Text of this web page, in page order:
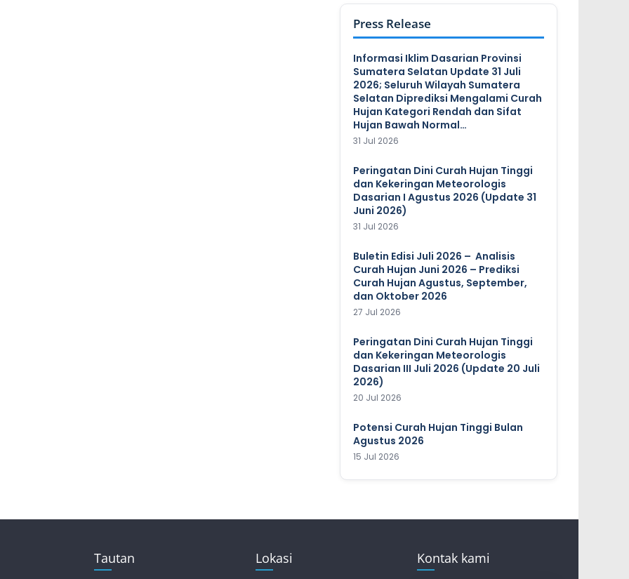
Press Release
Informasi Iklim Dasarian Provinsi
Sumatera Selatan Update 31 Juli
2026; Seluruh Wilayah Sumatera
Selatan Diprediksi Mengalami Curah
Hujan Kategori Rendah dan Sifat
Hujan Bawah Normal…
31 Jul 2026
Peringatan Dini Curah Hujan Tinggi
dan Kekeringan Meteorologis
Dasarian I Agustus 2026 (Update 31
Juni 2026)
31 Jul 2026
Buletin Edisi Juli 2026 – Analisis
Curah Hujan Juni 2026 – Prediksi
Curah Hujan Agustus, September,
dan Oktober 2026
27 Jul 2026
Peringatan Dini Curah Hujan Tinggi
dan Kekeringan Meteorologis
Dasarian III Juli 2026 (Update 20 Juli
2026)
20 Jul 2026
Potensi Curah Hujan Tinggi Bulan
Agustus 2026
15 Jul 2026
Tautan Lokasi Kontak kami